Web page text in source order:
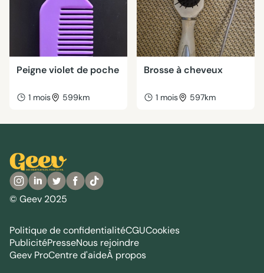
Peigne violet de poche
1 mois 599km
Brosse à cheveux
1 mois 597km
© Geev 2025
Politique de confidentialitéCGUCookies
PublicitéPresseNous rejoindre
Geev ProCentre d'aideÀ propos